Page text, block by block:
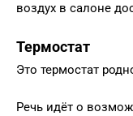
воздух в салоне
Термостат
Это термостат
Речь идёт о